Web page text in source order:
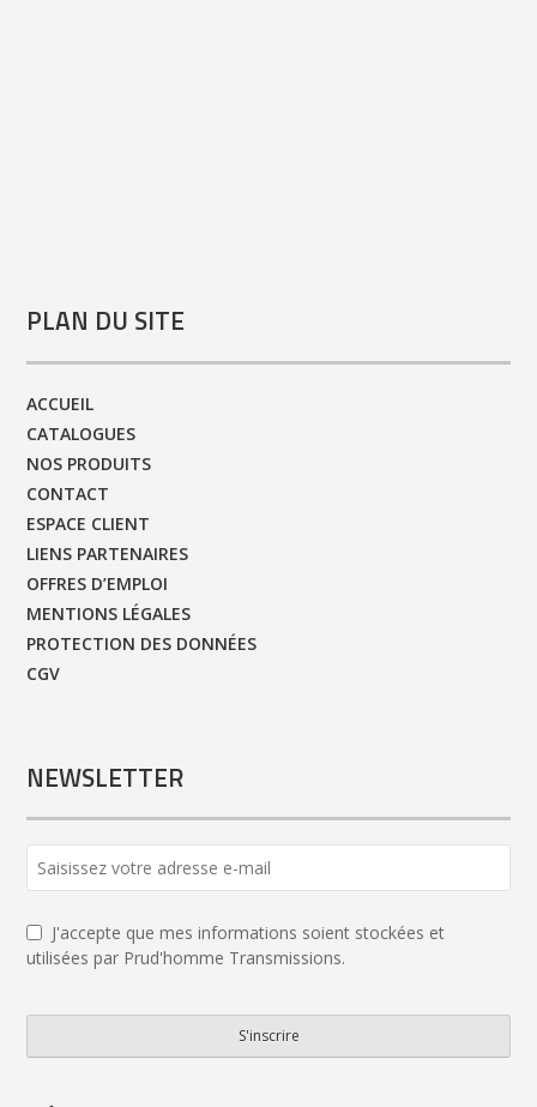
PLAN DU SITE
ACCUEIL
CATALOGUES
NOS PRODUITS
CONTACT
ESPACE CLIENT
LIENS PARTENAIRES
OFFRES D’EMPLOI
MENTIONS LÉGALES
PROTECTION DES DONNÉES
CGV
NEWSLETTER
J'accepte que mes informations soient stockées et
utilisées par Prud'homme Transmissions.
S'inscrire